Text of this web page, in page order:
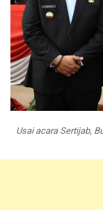
Usai acara Sertijab,